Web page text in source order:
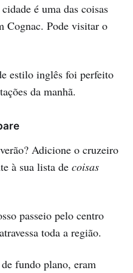
é uma das coisas
Cognac. Pode visitar o
estilo inglês foi perfeito
da manhã.
Adicione o cruzeiro
à sua lista de coisas
passeio pelo centro
toda a região.
fundo plano, eram